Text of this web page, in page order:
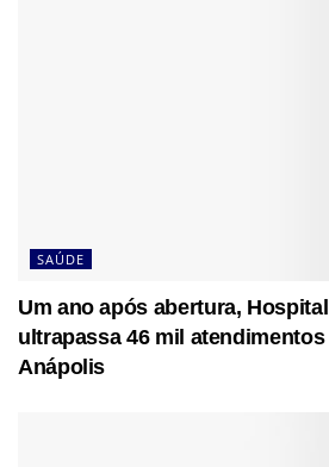
SAÚDE
Um ano após abertura,
ultrapassa 46 mil atendimentos
Anápolis